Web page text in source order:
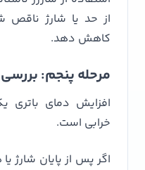
از حد یا شارژ ناقص
کاهش دهد.
مرحله پنجم:
افزایش دمای
خرابی است.
اگر پس از پایان شارژ